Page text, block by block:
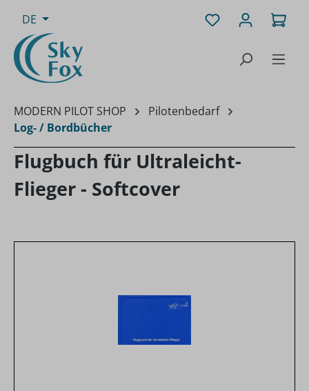
Zum Hauptinhalt springen
DE Du hast 0
MODERN PILOT SHOP
Pilotenbedarf
Log- / Bordbücher
Flugbuch für Ultraleicht-
Flieger - Softcover